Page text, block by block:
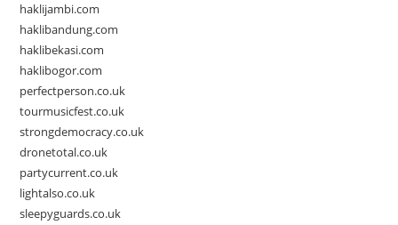
haklijambi.com
haklibandung.com
haklibekasi.com
haklibogor.com
perfectperson.co.uk
tourmusicfest.co.uk
strongdemocracy.co.uk
dronetotal.co.uk
partycurrent.co.uk
lightalso.co.uk
sleepyguards.co.uk